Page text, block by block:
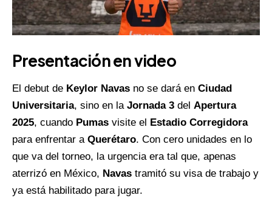
Presentación en video
El debut de Keylor Navas no se dará en Ciudad
Universitaria, sino en la Jornada 3 del Apertura
2025, cuando Pumas visite el Estadio Corregidora
para enfrentar a Querétaro. Con cero unidades en lo
que va del torneo, la urgencia era tal que, apenas
aterrizó en México, Navas tramitó su visa de trabajo y
ya está habilitado para jugar.